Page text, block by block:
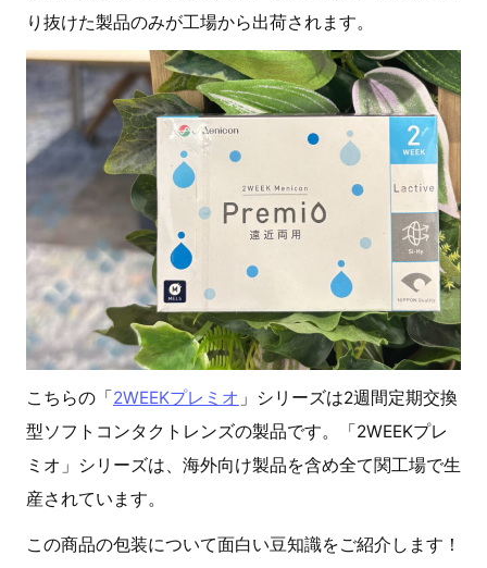
り抜けた製品のみが工場から出荷されます。
こちらの「 2WEEKプレミオ 」シリーズは2週間定期交換
型ソフトコンタクトレンズの製品です。「 2WEEKプレ
ミオ」シリーズは、海外向け製品を含め全て関工場で生
産されています。
この商品の包装について面白い豆知識をご紹介します！